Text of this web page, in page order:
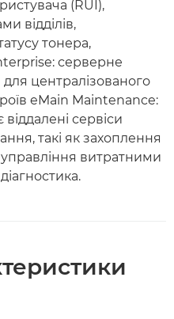
(RUI),
відділів,
тонера,
серверне
централізованого
eMain Maintenance:
сервіси
такі як захоплення
витратними